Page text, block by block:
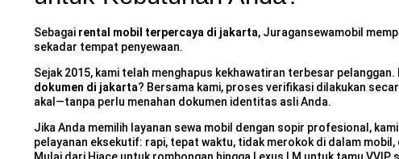
Sebagai rental mobil terpercaya di jakarta, Juragansewamobil
sekadar tempat penyewaan.
Sejak 2015, kami telah menghapus kekhawatiran terbesar pelanggan.
dokumen di jakarta? Bersama kami, proses verifikasi dilakukan
akal—tanpa perlu menahan dokumen identitas asli Anda.
Jika Anda memilih layanan sewa mobil dengan sopir profesional ,
pelayanan eksekutif: rapi, tepat waktu, tidak merokok di dalam